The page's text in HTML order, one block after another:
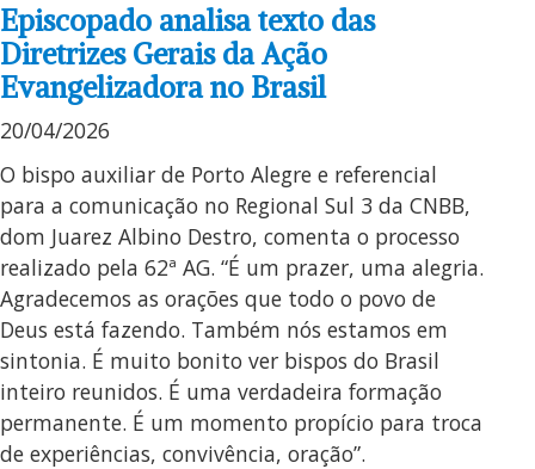
Episcopado analisa texto das
Diretrizes Gerais da Ação
Evangelizadora no Brasil
20/04/2026
O bispo auxiliar de Porto Alegre e referencial
para a comunicação no Regional Sul 3 da CNBB,
dom Juarez Albino Destro, comenta o processo
realizado pela 62ª AG. “É um prazer, uma alegria.
Agradecemos as orações que todo o povo de
Deus está fazendo. Também nós estamos em
sintonia. É muito bonito ver bispos do Brasil
inteiro reunidos. É uma verdadeira formação
permanente. É um momento propício para troca
de experiências, convivência, oração”.